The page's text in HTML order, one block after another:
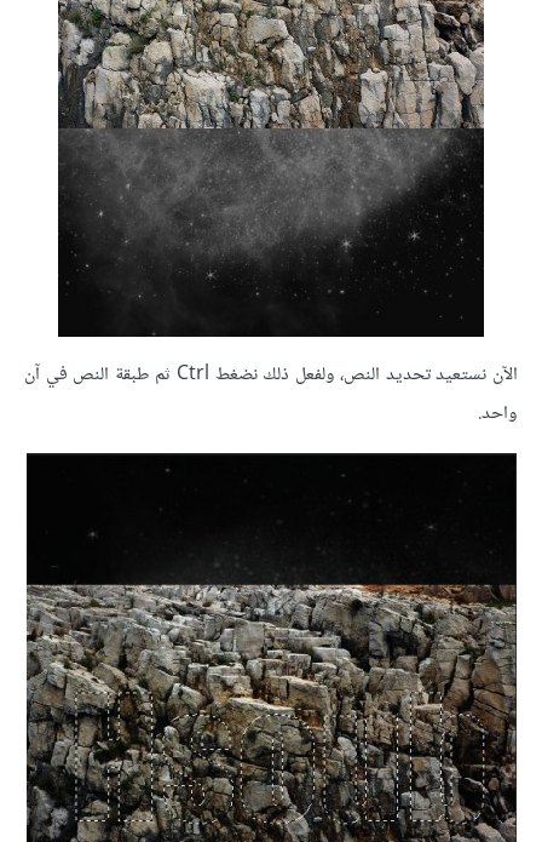
الآن نستعيد تحديد النص، ولفعل ذلك نضغط Ctrl ثم طبقة النص في آن
واحد.